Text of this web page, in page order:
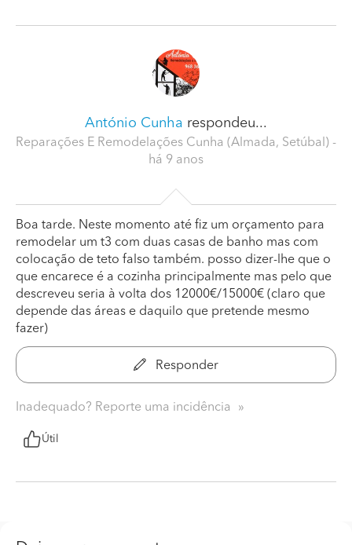
António Cunha respondeu...
Reparações E Remodelações Cunha (Almada, Setúbal) -
há 9 anos
Boa tarde. Neste momento até fiz um orçamento para
remodelar um t3 com duas casas de banho mas com
colocação de teto falso também. posso dizer-lhe que o
que encarece é a cozinha principalmente mas pelo que
descreveu seria à volta dos 12000€/15000€ (claro que
depende das áreas e daquilo que pretende mesmo
fazer)
Responder
Inadequado? Reporte uma incidência
Útil